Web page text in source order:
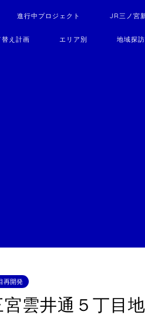
進行中プロジェクト JR三ノ宮
え計画 エリア別 地域探訪
再開発
宮雲井通５丁目